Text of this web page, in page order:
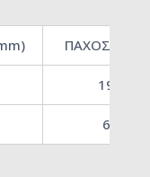
ΠΑΧΟΣ (mm)
19
6